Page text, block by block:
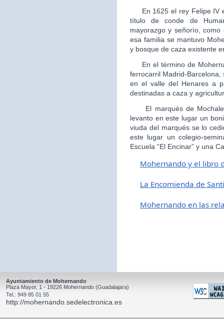
En 1625 el rey Felipe IV
título de conde de
mayorazgo y señorío,
esa familia se mantuvo
y bosque de caza existente
En el término de
ferrocarril Madrid-
en el valle del Henares a
destinadas a caza y
El marqués de
levanto en este lugar un
viuda del marqués se lo
este lugar un colegio-
Escuela “El Encinar” y una
Mohernando y el libro
La Encomienda de
Mohernando en las
Ayuntamiento de Mohernando
Plaza Mayor, 1 - 19226 Mohernando (Guadalajara)
Tel.: 949 85 01 55
http://mohernando.sedelectronica.es